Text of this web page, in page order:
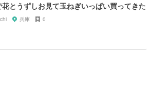
とうずしお見て玉ねぎいっぱい買ってきた
兵庫 0